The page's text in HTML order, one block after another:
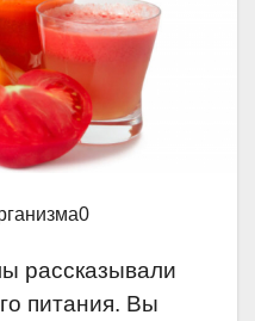
рассказывали
питания. Вы